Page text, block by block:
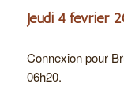
Jeudi 4 février
Connexion pour
06h20.